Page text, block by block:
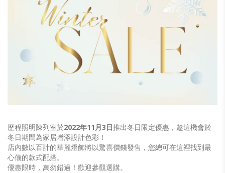
歷程照明陳列室於2022年11月3日推出冬日限定優惠，趁這機會於
冬日期間為家居增添設計色彩！
店內數以百計的華麗燈飾將以驚喜價錢發售，您總可在這裡找到最
心儀的款式配搭。
優惠限時，萬勿錯過！歡迎參觀選購。